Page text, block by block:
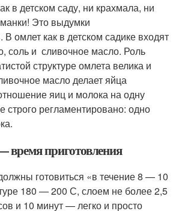
в детском саду, ни крахмала, ни
Это выдумки
омлет как в детском садике входят
соль и сливочное масло. Роль
структуре омлета велика и
масло делает яйца
яиц и молока на одну
строго регламентировано: одно
приготовления
готовиться «в течение 8 — 10
180 — 200 С, слоем не более 2,5
и 10 минут — легко и просто